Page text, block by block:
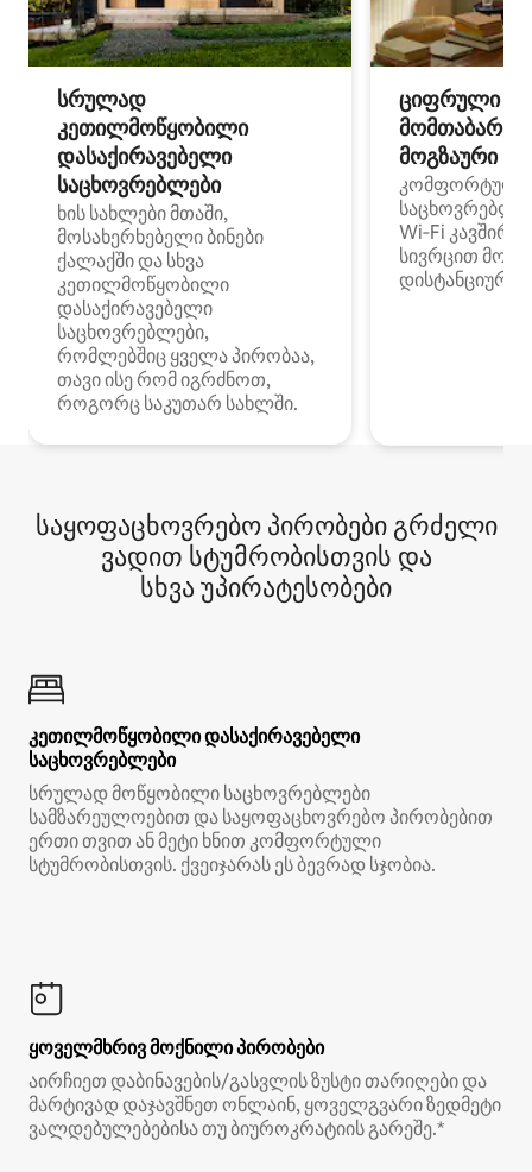
სრულად
კეთილმოწყობილი
დასაქირავებელი
საცხოვრებლები
ხის სახლები მთაში,
მოსახერხებელი ბინები
ქალაქში და სხვა
კეთილმოწყობილი
დასაქირავებელი
საცხოვრებლები,
რომლებშიც ყველა პირობაა,
თავი ისე რომ იგრძნოთ,
როგორც საკუთარ სახლში.
ციფრული
მოგზაური
კომფორტული
Wi‑Fi
სივრცით
დისტანციური
საყოფაცხოვრებო პირობები გრძელი
ვადით სტუმრობისთვის და
სხვა უპირატესობები
კეთილმოწყობილი დასაქირავებელი
საცხოვრებლები
სრულად მოწყობილი საცხოვრებლები
სამზარეულოებით და საყოფაცხოვრებო პირობებით
ერთი თვით ან მეტი ხნით კომფორტული
სტუმრობისთვის. ქვეიჯარას ეს ბევრად სჯობია.
ყოველმხრივ მოქნილი პირობები
აირჩიეთ დაბინავების/გასვლის ზუსტი თარიღები და
მარტივად დაჯავშნეთ ონლაინ, ყოველგვარი ზედმეტი
ვალდებულებებისა თუ ბიუროკრატიის გარეშე.*